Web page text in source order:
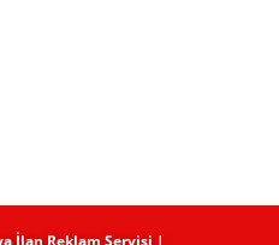
İlan Reklam Servisi |